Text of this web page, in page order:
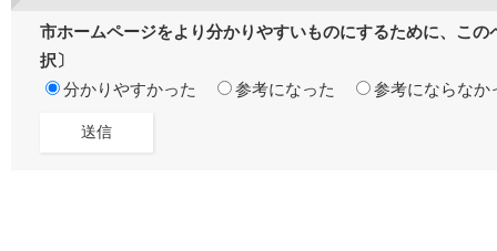
市ホームページをより分かりやすいものにするために、こ
択〕
分かりやすかった
参考になった 参考にならなか